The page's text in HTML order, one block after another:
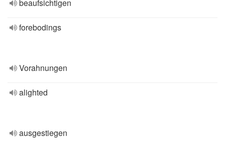
beaufsichtigen
forebodings
Vorahnungen
alighted
ausgestiegen